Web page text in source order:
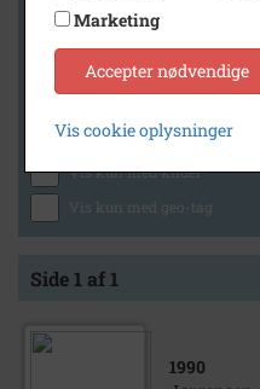
Generelt
Vis kun med billeder
Vis kun med lydklip
Vis kun med kilder
Vis kun med geo-tag
Side 1 af 1
1990
Marketing
Accepter nødvendige
Vis cookie oplysninger